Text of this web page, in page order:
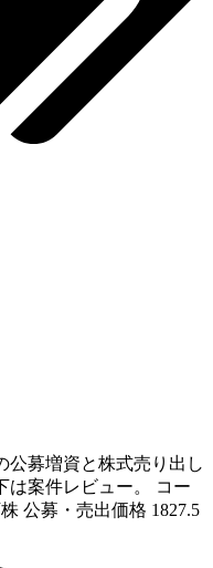
公募増資と株式売り出し
は案件レビュー。 コー
公募・売出価格 1827.5